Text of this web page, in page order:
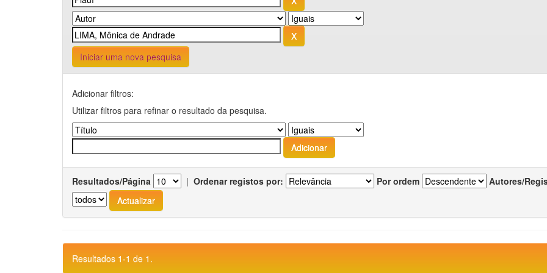
Iniciar uma nova pesquisa
Adicionar filtros:
Utilizar filtros para refinar o resultado da pesquisa.
Resultados/Página | Ordenar registos por: Por ordem Autores/
Resultados 1-1 de 1.